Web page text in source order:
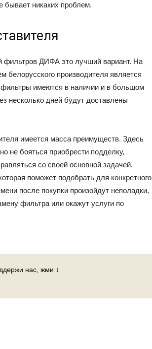
бывает никаких проблем.
фильтров ДИФА это лучший вариант. На
белорусского производителя является
имеются в наличии и в большом
несколько дней будут доставлены
имеется масса преимуществ. Здесь
не бояться приобрести подделку,
со своей основной задачей.
поможет подобрать для конкретного
после покупки произойдут неполадки,
фильтра или окажут услуги по
нас, жми ↓